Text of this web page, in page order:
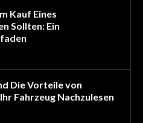
Kauf Eines
Sollten: Ein
Die Vorteile von
Fahrzeug Nachzulesen